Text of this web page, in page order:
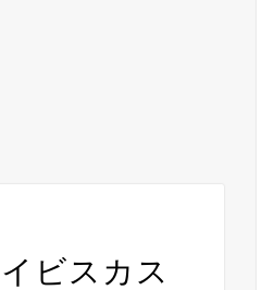
ビスカス